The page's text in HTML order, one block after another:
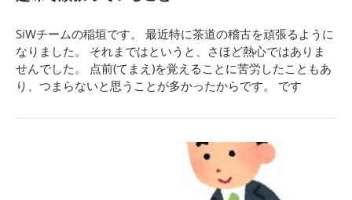
SiWチームの稲垣です。 最近特に茶道の稽古を頑張るように
なりました。 それまではというと、さほど熱心ではありま
せんでした。 点前(てまえ)を覚えることに苦労したこともあ
り、つまらないと思うことが多かったからです。 です